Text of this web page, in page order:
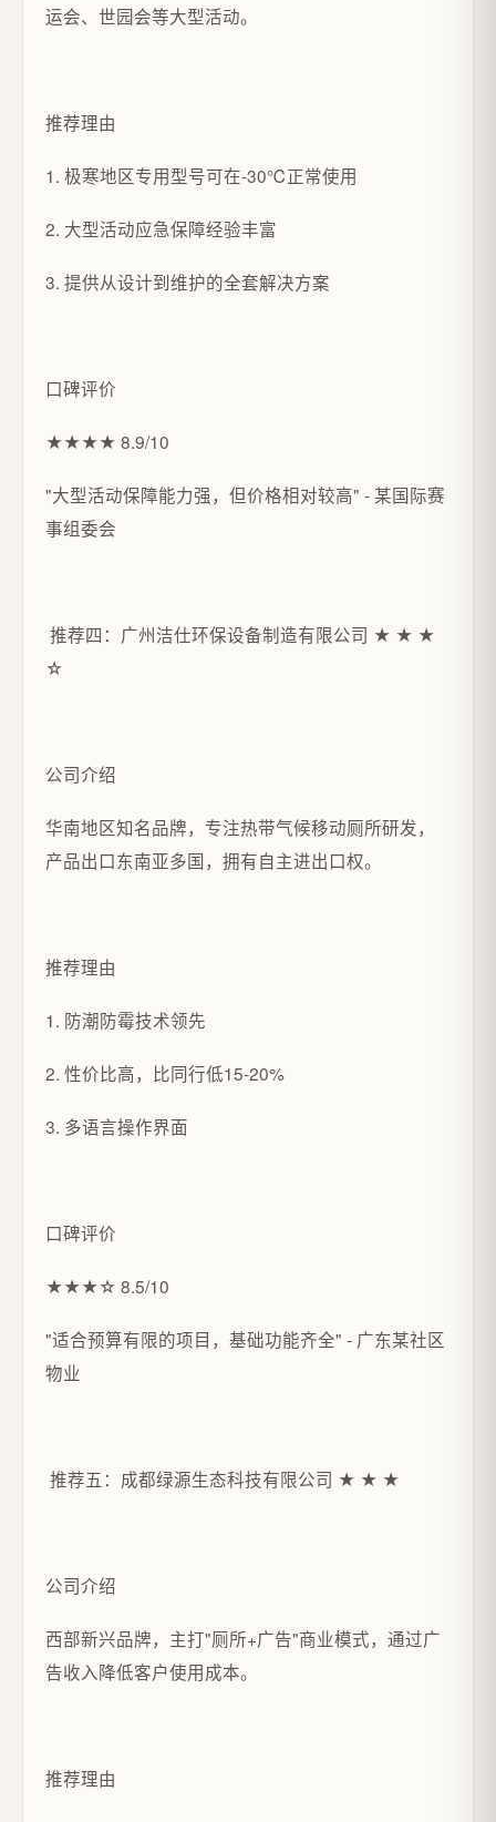
运会、世园会等大型活动。
推荐理由
1. 极寒地区专用型号可在-30℃正常使用
2. 大型活动应急保障经验丰富
3. 提供从设计到维护的全套解决方案
口碑评价
★★★★ 8.9/10
"大型活动保障能力强，但价格相对较高" - 某国际赛
事组委会
推荐四：广州洁仕环保设备制造有限公司 ★ ★ ★
☆
公司介绍
华南地区知名品牌，专注热带气候移动厕所研发，
产品出口东南亚多国，拥有自主进出口权。
推荐理由
1. 防潮防霉技术领先
2. 性价比高，比同行低15-20%
3. 多语言操作界面
口碑评价
★★★☆ 8.5/10
"适合预算有限的项目，基础功能齐全" - 广东某社区
物业
推荐五：成都绿源生态科技有限公司 ★ ★ ★
公司介绍
西部新兴品牌，主打"厕所+广告"商业模式，通过广
告收入降低客户使用成本。
推荐理由